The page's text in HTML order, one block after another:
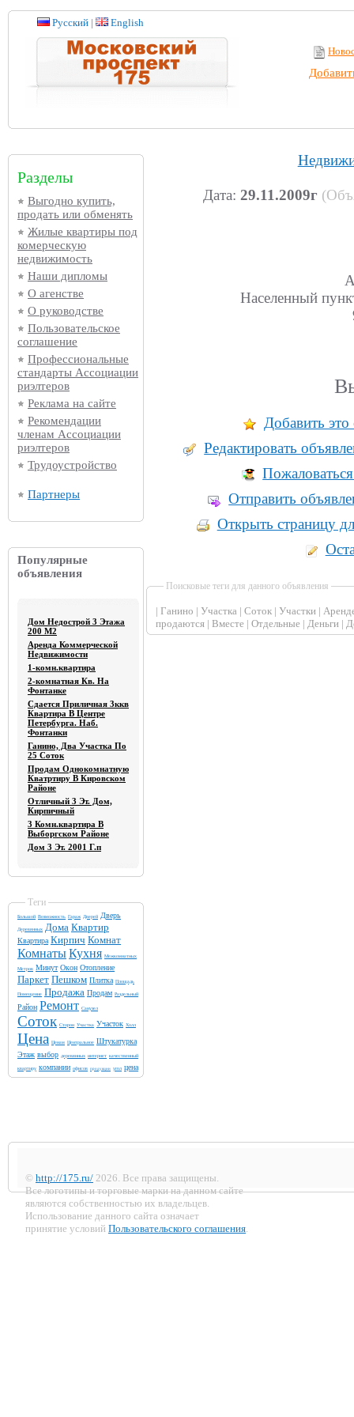
Русский | English
Разделы
Выгодно купить,
продать или обменять
Жилые квартиры под
комерческую
недвижимость
Наши дипломы
О агенстве
О руководстве
Пользовательское
соглашение
Профессиональные
стандарты Ассоциации
риэлтеров
Реклама на сайте
Рекомендации
членам Ассоциации
риэлтеров
Трудоустройство
Партнеры
Популярные
объявления
Дом Недострой 3 Этажа
200 М2
Аренда Коммерческой
Недвижимости
1-комн.квартира
2-комнатная Кв. На
Фонтанке
Сдается Приличная 3ккв
Квартира В Центре
Петербурга. Наб.
Фонтанки
Ганино, Два Участка По
25 Соток
Продам Однокомнатную
Кватртиру В Кировском
Районе
Отличный 3 Эт. Дом,
Кирпичный
3 Комн.квартира В
Выборгском Районе
Дом 3 Эт. 2001 Г.п
Теги
Большой Возможность Гараж Дверей Дверь
Деревянных Дома Квартир
Квартира Кирпич Комнат
КомнатыКухня Межкомнатных
Метров Минут Окон Отопление
Паркет Пешком Плитка Площадь
Помещение Продажа Продам Раздельный
Район Ремонт Санузел
Соток Сторон Участка Участок Холл
Цена Ценам Центральное Штукатурка
Этаж выбор деревянных интернет качественный
квартиру компании офисов продукции угол цена
Дата:29.11.2009г
Населенный
Добавить
Редактировать
Отправить
Открыть страницу
Поисковые теги для данного объявления
|Ганино | Участка |Соток | Участки |
продаются |Вместе |Отдельные | Деньги |
© http://175.ru/ 2026. Все права защищены.
Все логотипы и торговые марки на данном сайте
являются собственностью их владельцев.
Использование данного сайта означает
принятие условий Пользовательского соглашения.